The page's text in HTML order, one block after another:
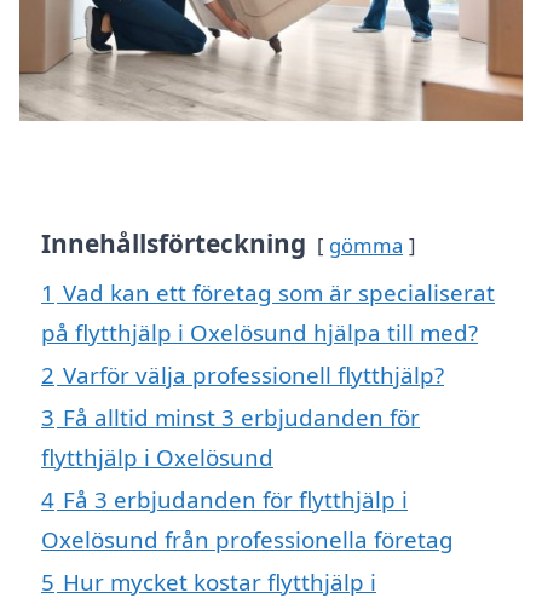
Innehållsförteckning gömma
1 Vad kan ett företag som är specialiserat
på flytthjälp i Oxelösund hjälpa till med?
2 Varför välja professionell flytthjälp?
3 Få alltid minst 3 erbjudanden för
flytthjälp i Oxelösund
4 Få 3 erbjudanden för flytthjälp i
Oxelösund från professionella företag
5 Hur mycket kostar flytthjälp i